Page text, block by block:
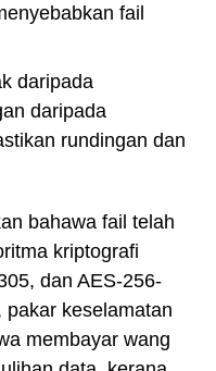
fail
daripada
daripada
rundingan dan
bahawa fail telah
kriptografi
dan AES-256-
pakar keselamatan
membayar wang